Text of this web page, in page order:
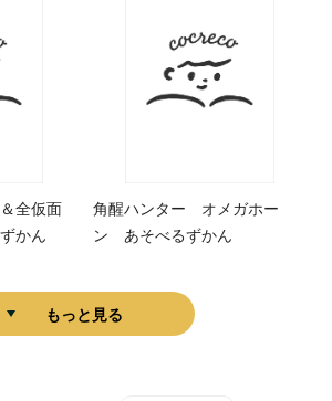
全仮面
かん
角醒ハンター オメガホー
ン あそべるずかん
もっと見る